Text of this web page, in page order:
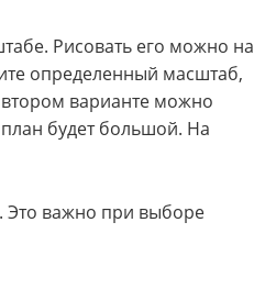
Рисовать его можно на
определенный масштаб,
варианте можно
будет большой. На
Это важно при выборе